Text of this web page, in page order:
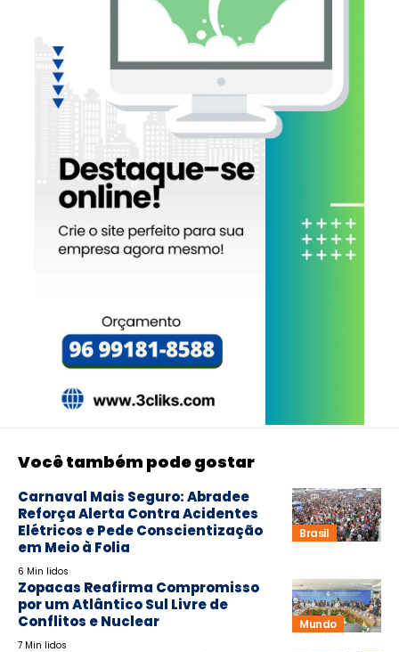
Você também pode gostar
Brasil
Carnaval Mais Seguro: Abradee
Reforça Alerta Contra Acidentes
Elétricos e Pede Conscientização
em Meio à Folia
6 Min lidos
Mundo
Zopacas Reafirma Compromisso
por um Atlântico Sul Livre de
Conflitos e Nuclear
7 Min lidos